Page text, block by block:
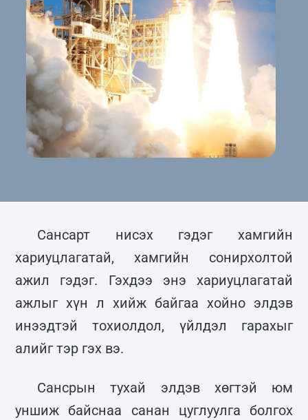
Сансарт нисэх гэдэг хамгийн
хариуцлагатай, хамгийн сонирхолтой
ажил гэдэг. Гэхдээ энэ хариуцлагатай
ажлыг хүн л хийж байгаа хойно элдэв
инээдтэй тохиолдол, үйлдэл гарахыг
алийг тэр гэх вэ.
Сансрын тухай элдэв хөгтэй юм
уншиж байснаа санан цуглуулга болгох